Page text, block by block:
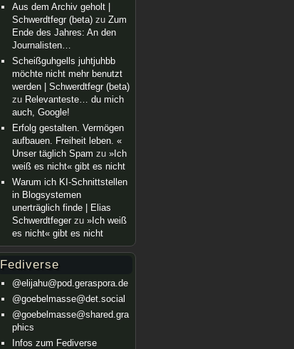
Aus dem Archiv geholt |
Schwerdtfegr (beta)zu Zum
Ende des Jahres: An den
Journalisten…
Scheißguhgells juhtjuhbb
möchte nicht mehr benutzt
werden | Schwerdtfegr (beta)
zu Relevanteste… du mich
auch, Google!
Erfolg gestalten. Vermögen
aufbauen. Freiheit leben. «
Unser täglich Spam zu »Ich
weiß es nicht« gibt es nicht
Warum ich KI-Schnittstellen
in Blogsystemen
unerträglich finde | Elias
Schwerdtfegerzu »Ich weiß
es nicht« gibt es nicht
Fediverse
@elijahu@pod.geraspora.de
@goebelmasse@det.social
@goebelmasse@shared.gra
phics
Infos zum Fediverse